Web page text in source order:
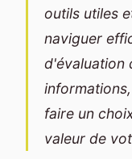
outils utiles
naviguer
d'évaluation
faire un
valeur de